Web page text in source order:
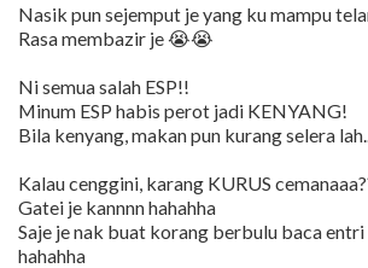
Nasik pun sejemput je yang ku mampu
Rasa membazir je 😭😭
Ni semua salah ESP!!
Minum ESP habis perot jadi KENYANG!
Bila kenyang, makan pun kurang selera lah..
Kalau cenggini, karang KURUS
Gatei je kannnn hahahha
Saje je nak buat korang berbulu baca
hahahha